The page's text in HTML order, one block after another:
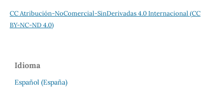
CC Atribución-NoComercial-SinDerivadas 4.0 Internacional (CC
BY-NC-ND 4.0)
Idioma
Español (España)